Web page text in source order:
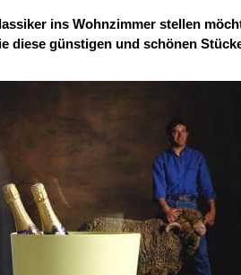
ins Wohnzimmer stellen
diese günstigen und schönen